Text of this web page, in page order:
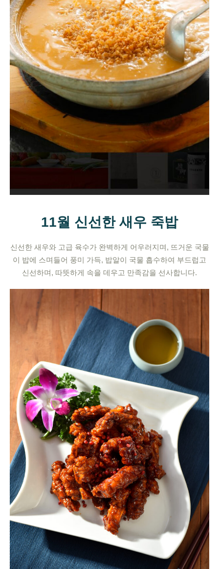
11월 신선한 새우 죽밥
신선한 새우와 고급 육수가 완벽하게 어우러지며, 뜨거운 국물
이 밥에 스며들어 풍미 가득, 밥알이 국물 흡수하여 부드럽고
신선하며, 따뜻하게 속을 데우고 만족감을 선사합니다.